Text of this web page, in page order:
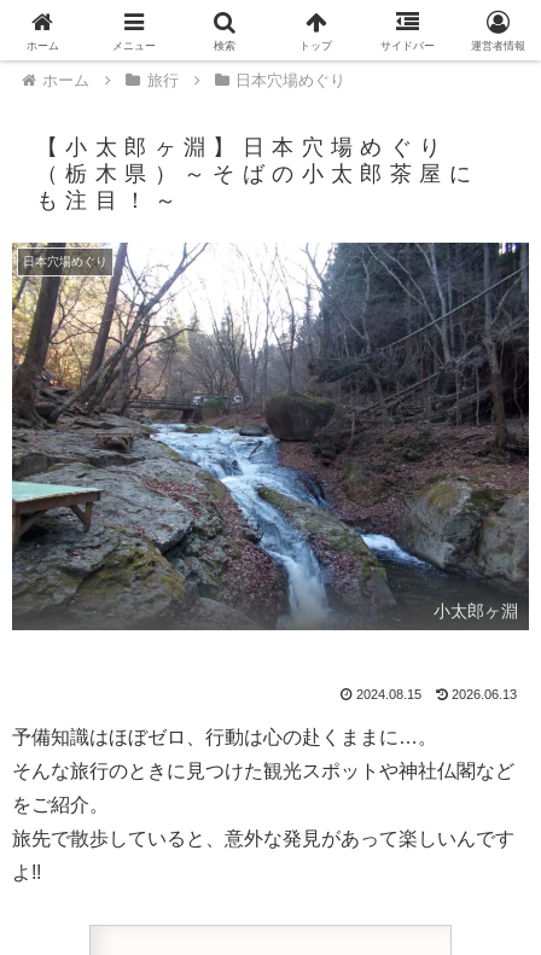
PR
ホーム 旅行 日本穴場めぐり
【小太郎ヶ淵】日本穴場めぐり
（栃木県）～そばの小太郎茶屋に
も注目！～
日本穴場めぐり
小太郎ヶ淵
2024.08.15 2026.06.13
予備知識はほぼゼロ、行動は心の赴くままに…。
そんな旅行のときに見つけた観光スポットや神社仏閣など
をご紹介。
旅先で散歩していると、意外な発見があって楽しいんです
よ!!
ホーム メニュー 検索 トップ サイドバー 運営者情報